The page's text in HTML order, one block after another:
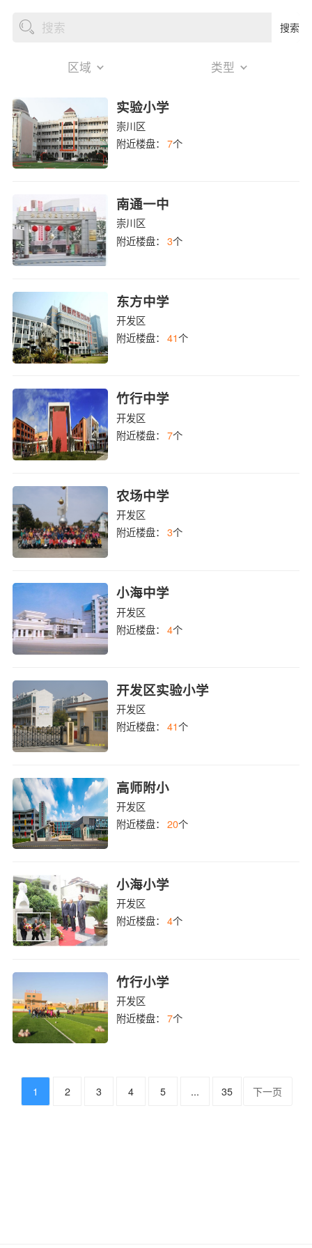
搜索
区域 类型
实验小学
崇川区
附近楼盘：
7个
南通一中
崇川区
附近楼盘：
3个
东方中学
开发区
附近楼盘：
41个
竹行中学
开发区
附近楼盘：
7个
农场中学
开发区
附近楼盘：
3个
小海中学
开发区
附近楼盘：
4个
开发区实验小学
开发区
附近楼盘：
41个
高师附小
开发区
附近楼盘：
20个
小海小学
开发区
附近楼盘：
4个
竹行小学
开发区
附近楼盘：
7个
1 2 3 4 5 ... 35 下一页